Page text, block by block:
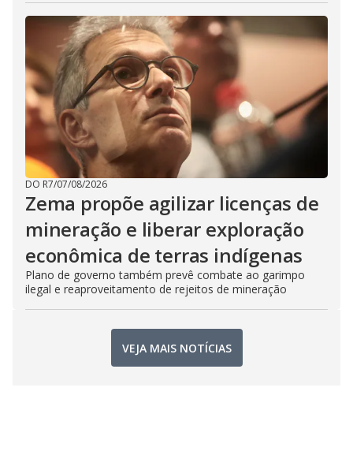
DO R7/07/08/2026
Zema propõe agilizar licenças de
mineração e liberar exploração
econômica de terras indígenas
Plano de governo também prevê combate ao garimpo
ilegal e reaproveitamento de rejeitos de mineração
VEJA MAIS NOTÍCIAS